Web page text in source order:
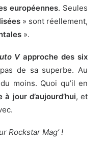
européennes. Seules
» sont réellement,
».
Vapproche des six
de sa superbe. Au
moins. Quoi qu’il en
jour d’aujourd’hui,et
.
Rockstar Mag’ !